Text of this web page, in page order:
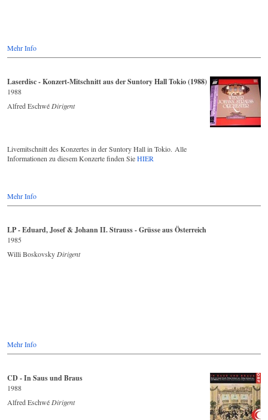
Mehr Info
Laserdisc - Konzert-Mitschnitt aus der Suntory Hall Tokio (1988)
1988
Alfred Eschwé Dirigent
Livemitschnitt des Konzertes in der Suntory Hall in Tokio. Alle
Informationen zu diesem Konzerte finden SieHIER
Mehr Info
LP - Eduard, Josef & Johann II. Strauss - Grüsse aus Österreich
1985
Willi Boskovsky Dirigent
Mehr Info
CD - In Saus und Braus
1988
Alfred Eschwé Dirigent